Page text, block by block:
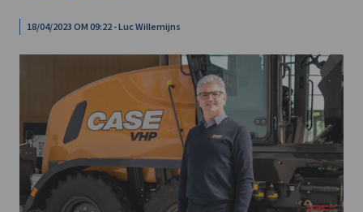
18/04/2023 OM 09:22 - Luc Willemijns